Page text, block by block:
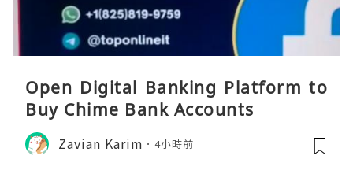
Open Digital Banking Platform to
Buy Chime Bank Accounts
Zavian Karim 4小時前